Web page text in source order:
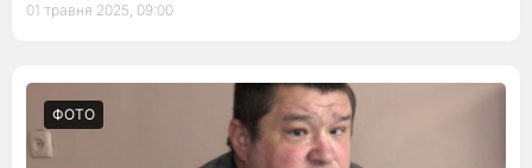
01 травня 2025, 09:00
ФОТО